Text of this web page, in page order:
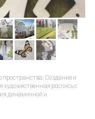
Создание и
роспись с
динамичной и